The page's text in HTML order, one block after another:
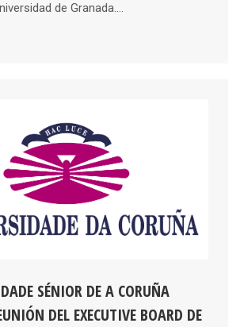
de Granada.…
SÉNIOR DE A CORUÑA
DEL EXECUTIVE BOARD DE